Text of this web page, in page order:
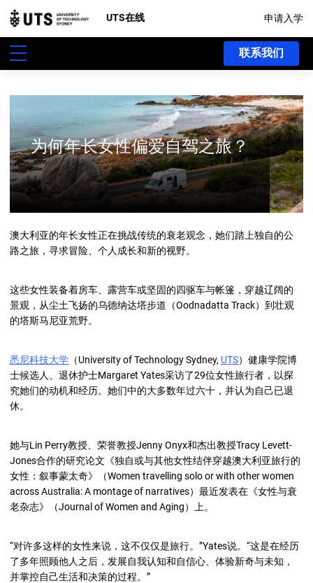
UTS在线 申请入学
联系我们
为何年长女性偏爱自驾之旅？
澳大利亚的年长女性正在挑战传统的衰老观念，她们踏上独自的公
路之旅，寻求冒险、个人成长和新的视野。
这些女性装备着房车、露营车或坚固的四驱车与帐篷，穿越辽阔的
景观，从尘土飞扬的乌德纳达塔步道（Oodnadatta Track）到壮观
的塔斯马尼亚荒野。
悉尼科技大学 （University of Technology Sydney, UTS）健康学院博
士候选人、退休护士Margaret Yates采访了29位女性旅行者，以探
究她们的动机和经历。她们中的大多数年过六十，并认为自己已退
休。
她与Lin Perry教授、荣誉教授Jenny Onyx和杰出教授Tracy Levett-
Jones合作的研究论文《独自或与其他女性结伴穿越澳大利亚旅行的
女性：叙事蒙太奇》（Women travelling solo or with other women
across Australia: A montage of narratives）最近发表在《女性与衰
老杂志》（Journal of Women and Aging）上。
“对许多这样的女性来说，这不仅仅是旅行。”Yates说。“这是在经历
了多年照顾他人之后，发展自我认知和自信心、体验新奇与未知，
并掌控自己生活和决策的过程。”